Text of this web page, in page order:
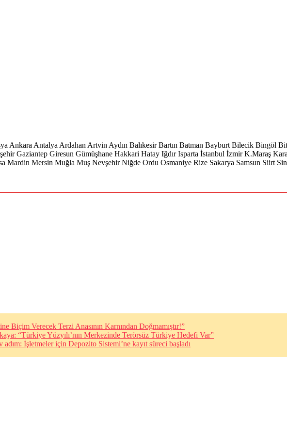
Ankara Antalya Ardahan Artvin Aydın Balıkesir Bartın Batman Bayburt Bilecik Bingöl
Gaziantep Giresun Gümüşhane Hakkari Hatay Iğdır Isparta İstanbul İzmir K.Maraş
Mardin Mersin Muğla Muş Nevşehir Niğde Ordu Osmaniye Rize Sakarya Samsun Siirt
Biçim Verecek Terzi Anasının Karnından Doğmamıştır!”
“Türkiye Yüzyılı’nın Merkezinde Terörsüz Türkiye Hedefi Var”
İşletmeler için Depozito Sistemi’ne kayıt süreci başladı